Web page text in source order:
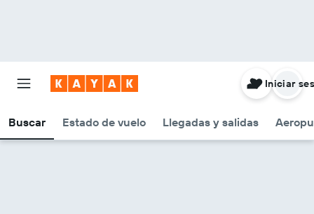
Buscar Estado de vuelo Llegadas y salidas
Iniciar